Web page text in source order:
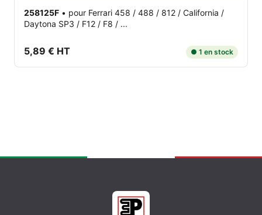
258125F • pour Ferrari 458 / 488 / 812 / California /
Daytona SP3 / F12 / F8 / ...
5,89 € HT ● 1 en stock